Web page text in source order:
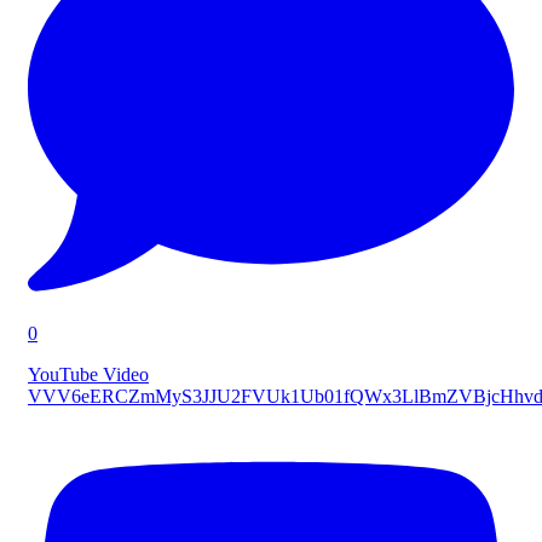
0
YouTube Video